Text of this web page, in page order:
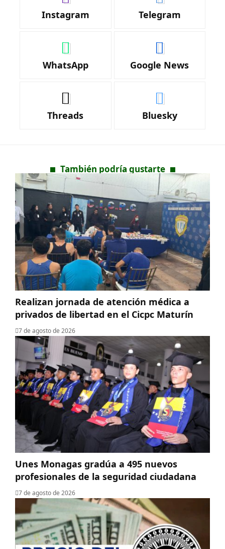
Instagram Telegram
WhatsApp Google News
Threads Bluesky
También podría gustarte
Realizan jornada de atención médica a
privados de libertad en el Cicpc Maturín
7 de agosto de 2026
Unes Monagas gradúa a 495 nuevos
profesionales de la seguridad ciudadana
7 de agosto de 2026